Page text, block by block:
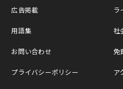
広告掲載
用語集
お問い合わせ
プライバシーポリシー
ラ
社
免
ア